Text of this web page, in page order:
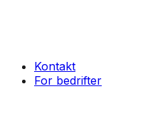
Kontakt
For bedrifter